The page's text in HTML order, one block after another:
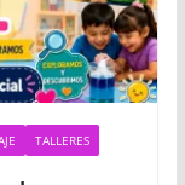
TALLERES